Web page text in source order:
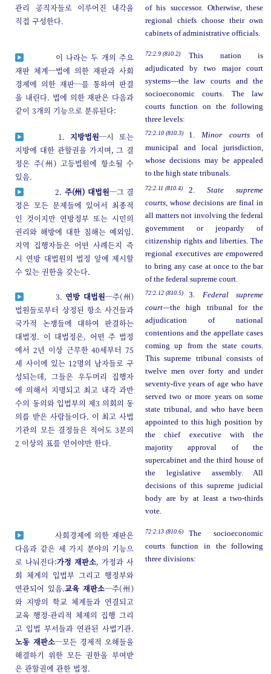
관리 공직자들로 이루어진 내각을
직접 구성한다.
of his successor. Otherwise, these
regional chiefs choose their own
cabinets of administrative officials.
이 나라는 두 개의 주요
재판 체계─법에 의한 재판과 사회
경제에 의한 재판─를 통하여 판결
을 내린다. 법에 의한 재판은 다음과
같이 3개의 기능으로 분류된다:
72:2.9 (810.2)
This nation is
adjudicated by two major court
systems—the law courts and the
socioeconomic courts. The law
courts function on the following
three levels:
1. 지방법원─시 또는
지방에 대한 관할권을 가지며, 그 결
정은 주(州) 고등법원에 항소될 수
있음.
72:2.10 (810.3) 1. Minor courtsof
municipal and local jurisdiction,
whose decisions may be appealed
to the high state tribunals.
2. 주(州) 대법원─그 결
정은 모든 문제들에 있어서 최종적
인 것이지만 연방정부 또는 시민의
권리와 해방에 대한 침해는 예외임.
지역 집행자들은 어떤 사례든지 즉
시 연방 대법원의 법정 앞에 제시할
수 있는 권한을 갖는다.
72:2.11 (810.4) 2.State supreme
courts, whose decisions are final in
all matters not involving the federal
government or jeopardy of
citizenship rights and liberties. The
regional executives are empowered
to bring any case at once to the bar
of the federal supreme court.
3. 연방 대법원─주(州)
법원들로부터 상정된 항소 사건들과
국가적 논쟁들에 대하여 판결하는
대법정. 이 대법정은, 어떤 주 법정
에서 2년 이상 근무한 40세부터 75
세 사이에 있는 12명의 남자들로 구
성되는데, 그들은 우두머리 집행자
에 의해서 지명되고 최고 내각 과반
수의 동의와 입법부의 제3 의회의 동
의를 받은 사람들이다. 이 최고 사법
기관의 모든 결정들은 적어도 3분의
2 이상의 표를 얻어야만 한다.
72:2.12 (810.5) 3. Federal supreme
court—the high tribunal for the
adjudication of national
contentions and the appellate cases
coming up from the state courts.
This supreme tribunal consists of
twelve men over forty and under
seventy-five years of age who have
served two or more years on some
state tribunal, and who have been
appointed to this high position by
the chief executive with the
majority approval of the
supercabinet and the third house of
the legislative assembly. All
decisions of this supreme judicial
body are by at least a two-thirds
vote.
사회경제에 의한 재판은
다음과 같은 세 가지 분야의 기능으
로 나눠진다:가정 재판소, 가정과 사
회 체계의 입법부 그리고 행정부와
연관되어 있음.교육 재판소─주(州)
와 지방의 학교 체계들과 연결되고
교육 행정-관리적 체제의 집행 그리
고 입법 부서들과 연관된 사법기관.
노동 재판소─모든 경제적 오해들을
해결하기 위한 모든 권한을 부여받
은 관할권에 관한 법정.
72:2.13 (810.6)
The socioeconomic
courts function in the following
three divisions: